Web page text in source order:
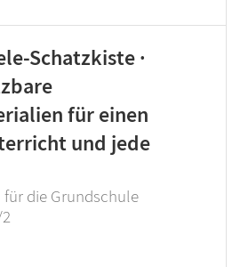
Schatzkiste ·
für einen
und jede
die Grundschule